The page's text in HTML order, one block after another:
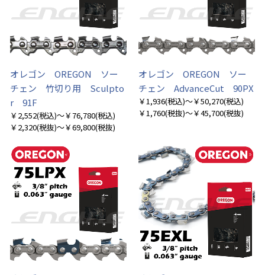
オレゴン OREGON ソー
チェン 竹切り用 Sculpto
r 91F
￥2,552(税込)～￥76,780(税込)
￥2,320(税抜)～￥69,800(税抜)
オレゴン OREGON ソー
チェン AdvanceCut 90PX
￥1,936(税込)～￥50,270(税込)
￥1,760(税抜)～￥45,700(税抜)